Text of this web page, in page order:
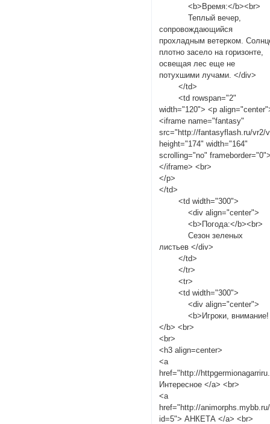
<b>Время:</b><br>
Теплый вечер,
сопровождающийся
прохладным ветерком.
плотно засело на горизонте,
освещая лес еще не
потухшими лучами. </div>
</td>
<td rowspan="2"
width="120"> <p
<iframe name="fantasy"
src="http://fantasyflash.ru/vr2/
height="174" width="164"
scrolling="no"
</iframe> <br>
</p>
</td>
<td width="300">
<div align="center">
<b>Погода:</b><br>
Сезон зеленых
листьев </div>
</td>
</tr>
<tr>
<td width="300">
<div align="center">
<b>Игроки, внимание!
</b> <br>
<br>
<h3 align=center>
<a
href="http://
Интересное </a> <br>
<a
href="http://
id=5"> АНКЕТА </a> <br>